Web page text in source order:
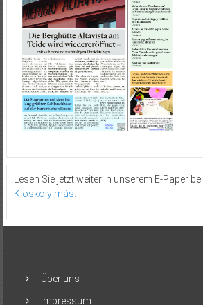
Lesen Sie jetzt weiter in unserem E-Paper bei
Kiosko y más
Über uns
Impressum